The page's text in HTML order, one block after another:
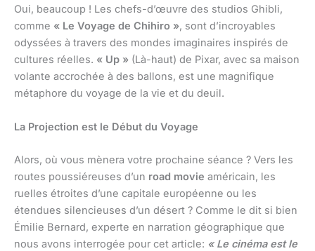
Oui, beaucoup ! Les chefs-d’œuvre des studios Ghibli,
comme « Le Voyage de Chihiro », sont d’incroyables
odyssées à travers des mondes imaginaires inspirés de
cultures réelles. « Up » (Là-haut) de Pixar, avec sa maison
volante accrochée à des ballons, est une magnifique
métaphore du voyage de la vie et du deuil.
La Projection est le Début du Voyage
Alors, où vous mènera votre prochaine séance ? Vers les
routes poussiéreuses d’un road movie américain, les
ruelles étroites d’une capitale européenne ou les
étendues silencieuses d’un désert ? Comme le dit si bien
Émilie Bernard, experte en narration géographique que
nous avons interrogée pour cet article: « Le cinéma est le